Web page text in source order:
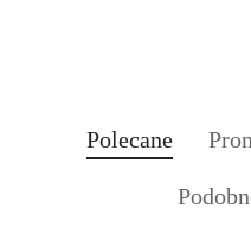
Pomiń karuzelę
Produkty
Polecane